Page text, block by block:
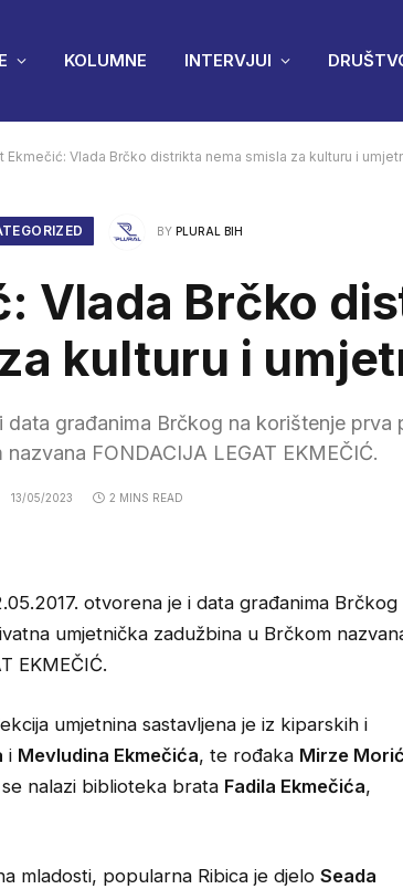
KOLUMNE INTERVJUI
Ekmečić: Vlada Brčko distrikta nema smisla za kulturu i
BY PLURAL BIH
Vlada Brčko
kulturu i
data građanima Brčkog na korištenje prva
FONDACIJA LEGAT EKMEČIĆ.
13/05/2023 2 MINS READ
otvorena je i data građanima Brčkog
umjetnička zadužbina u Brčkom
EKMEČIĆ.
umjetnina sastavljena je iz kiparskih i
i Mevludina Ekmečića, te rođaka Mirze
nalazi biblioteka brata Fadila Ekmečića,
mladosti, popularna Ribica je djeloSeada